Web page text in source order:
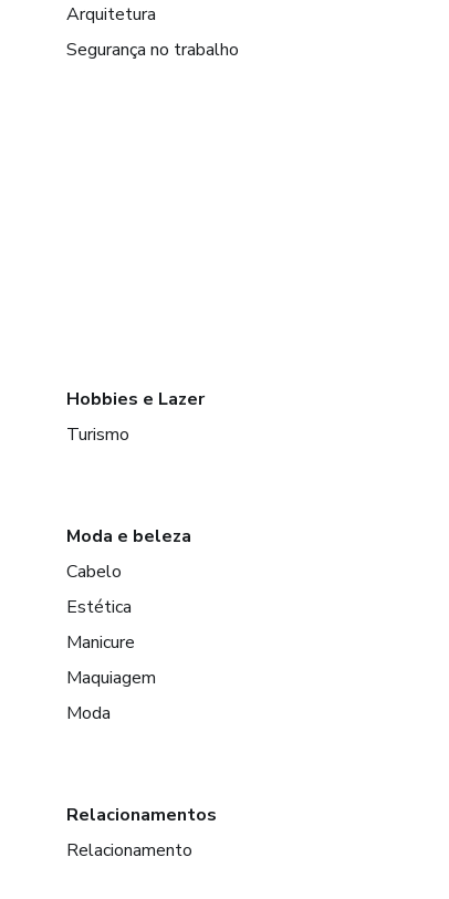
Arquitetura
Segurança no trabalho
Hobbies e Lazer
Turismo
Moda e beleza
Cabelo
Estética
Manicure
Maquiagem
Moda
Relacionamentos
Relacionamento